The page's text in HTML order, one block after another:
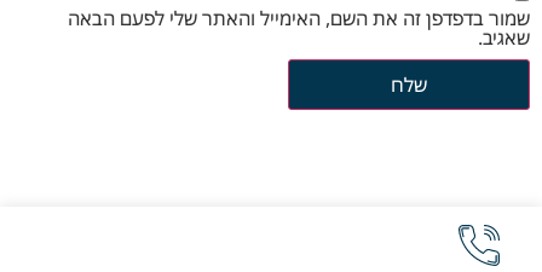
שמור בדפדפן זה את השם, האימייל והאתר שלי לפעם הבאה
שאגיב.